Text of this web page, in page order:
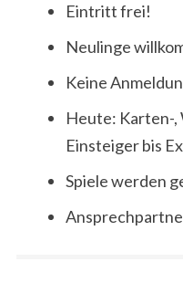
Eintritt frei!
Neulinge
Keine
Heute: Karten-
Einsteiger bis
Spiele werden